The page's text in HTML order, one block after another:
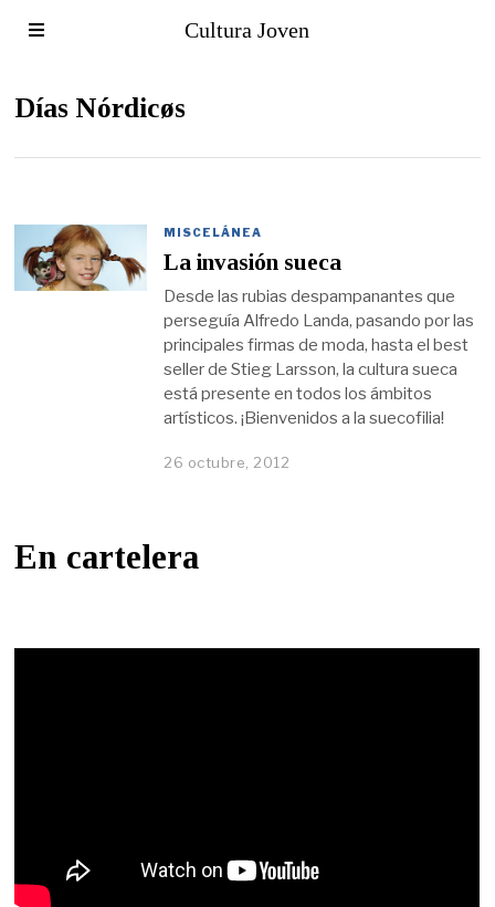
Cultura Joven
Días Nórdicøs
MISCELÁNEA
La invasión sueca
Desde las rubias despampanantes que
perseguía Alfredo Landa, pasando por las
principales firmas de moda, hasta el best
seller de Stieg Larsson, la cultura sueca
está presente en todos los ámbitos
artísticos. ¡Bienvenidos a la suecofilia!
26 octubre, 2012
En cartelera